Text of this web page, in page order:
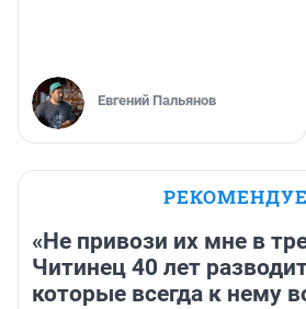
Евгений Пальянов
«Не привози их мне в
Читинец 40 лет
которые всегда к нему